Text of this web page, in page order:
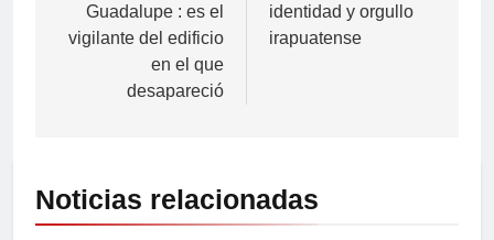
Guadalupe : es el
vigilante del edificio
en el que
desapareció
identidad y orgullo
irapuatense
Noticias relacionadas